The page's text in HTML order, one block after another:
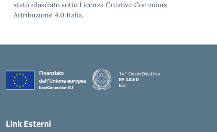
stato rilasciato sotto Licenza Creative Commons
Attribuzione 4.0 Italia.
14° Circolo Didattico
RE DAVID
Bari
Link Esterni